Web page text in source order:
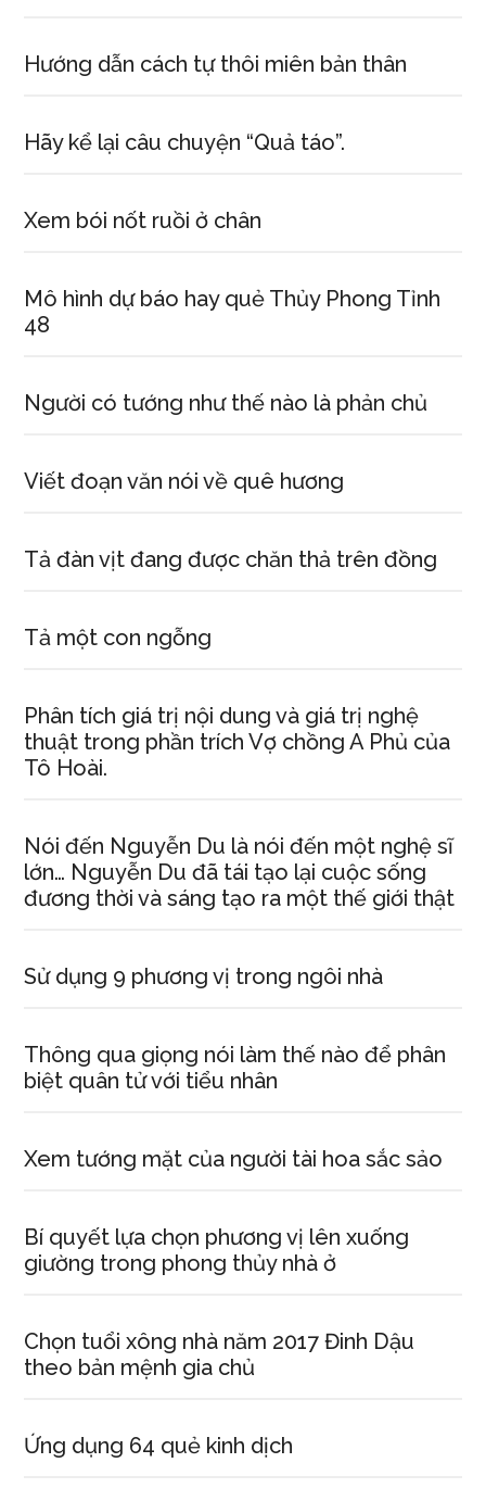
Hướng dẫn cách tự thôi miên bản thân
Hãy kể lại câu chuyện “Quả táo”.
Xem bói nốt ruồi ở chân
Mô hình dự báo hay quẻ Thủy Phong Tỉnh
48
Người có tướng như thế nào là phản chủ
Viết đoạn văn nói về quê hương
Tả đàn vịt đang được chăn thả trên đồng
Tả một con ngỗng
Phân tích giá trị nội dung và giá trị nghệ
thuật trong phần trích Vợ chồng A Phủ của
Tô Hoài.
Nói đến Nguyễn Du là nói đến một nghệ sĩ
lớn… Nguyễn Du đã tái tạo lại cuộc sống
đương thời và sáng tạo ra một thế giới thật
Sử dụng 9 phương vị trong ngôi nhà
Thông qua giọng nói làm thế nào để phân
biệt quân tử với tiểu nhân
Xem tướng mặt của người tài hoa sắc sảo
Bí quyết lựa chọn phương vị lên xuống
giường trong phong thủy nhà ở
Chọn tuổi xông nhà năm 2017 Đinh Dậu
theo bản mệnh gia chủ
Ứng dụng 64 quẻ kinh dịch